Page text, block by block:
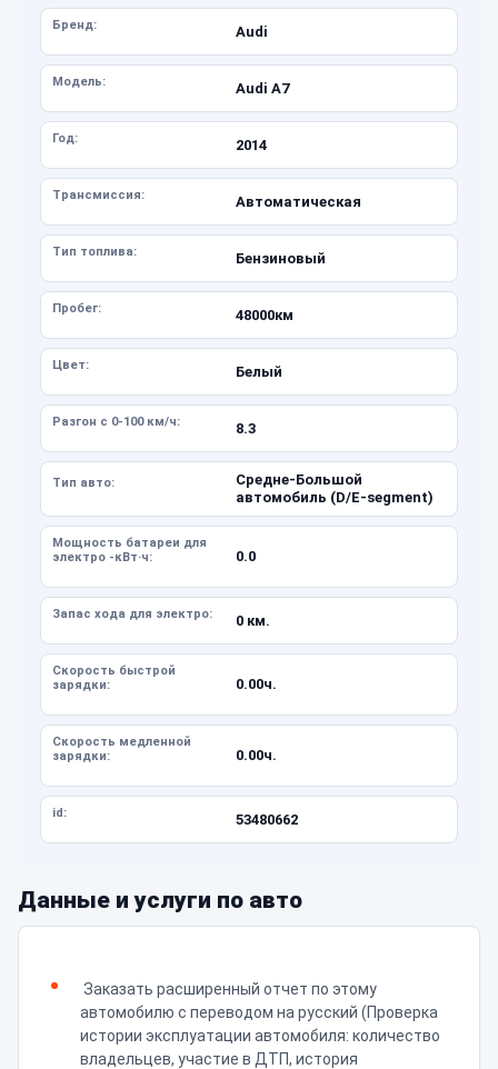
Бренд: Audi
Модель: Audi A7
Год: 2014
Трансмиссия: Автоматическая
Тип топлива: Бензиновый
Пробег: 48000км
Цвет: Белый
Разгон с 0-100 км/ч: 8.3
Тип авто:
Средне-Большой
автомобиль (D/E-segment)
Мощность батареи для
электро -кВт·ч:
0.0
Запас хода для электро: 0 км.
Скорость быстрой
зарядки:
0.00ч.
Скорость медленной
зарядки:
0.00ч.
id: 53480662
Данные и услуги по авто
Заказать расширенный отчет по этому
автомобилю с переводом на русский (Проверка
истории эксплуатации автомобиля: количество
владельцев, участие в ДТП, история